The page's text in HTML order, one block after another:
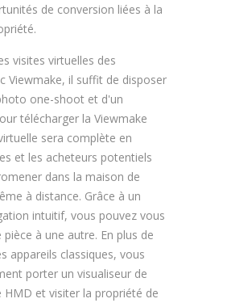
de conversion liées à la
visites virtuelles des
Viewmake, il suffit de disposer
one-shoot et d'un
télécharger la Viewmake
sera complète en
et les acheteurs potentiels
dans la maison de
à distance. Grâce à un
intuitif, vous pouvez vous
pièce à une autre. En plus de
appareils classiques, vous
porter un visualiseur de
HMD et visiter la propriété de